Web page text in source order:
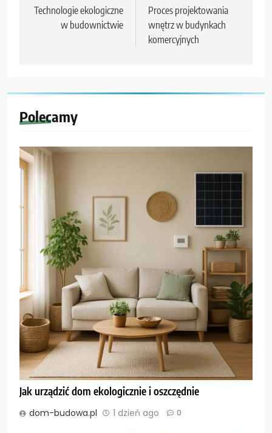
wpisu
Technologie ekologiczne
w budownictwie
Proces projektowania
wnętrz w budynkach
komercyjnych
Polecamy
Jak urządzić dom ekologicznie i oszczędnie
dom-budowa.pl 1 dzień ago 0